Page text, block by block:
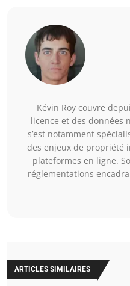
Kévin Roy couvre
licence et des données
s’est notamment
des enjeux de propriété
plateformes en ligne.
réglementations
ARTICLES SIMILAIRES